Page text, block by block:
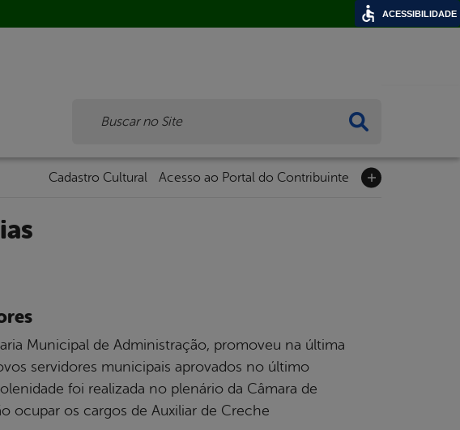
Cadastro Cultural Acesso ao Portal do Contribuinte
Municipal de Administração, promoveu na última
servidores municipais aprovados no último
foi realizada no plenário da Câmara de
ocupar os cargos de Auxiliar de Creche
ACESSIBILIDADE